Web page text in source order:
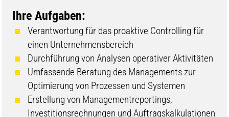
Ihre Aufgaben:
Verantwortung für das proaktive Controlling für
einen Unternehmensbereich
Durchführung von Analysen operativer Aktivitäten
Umfassende Beratung des Managements zur
Optimierung von Prozessen und Systemen
Erstellung von Managementreportings,
Investitionsrechnungen und Auftragskalkulationen